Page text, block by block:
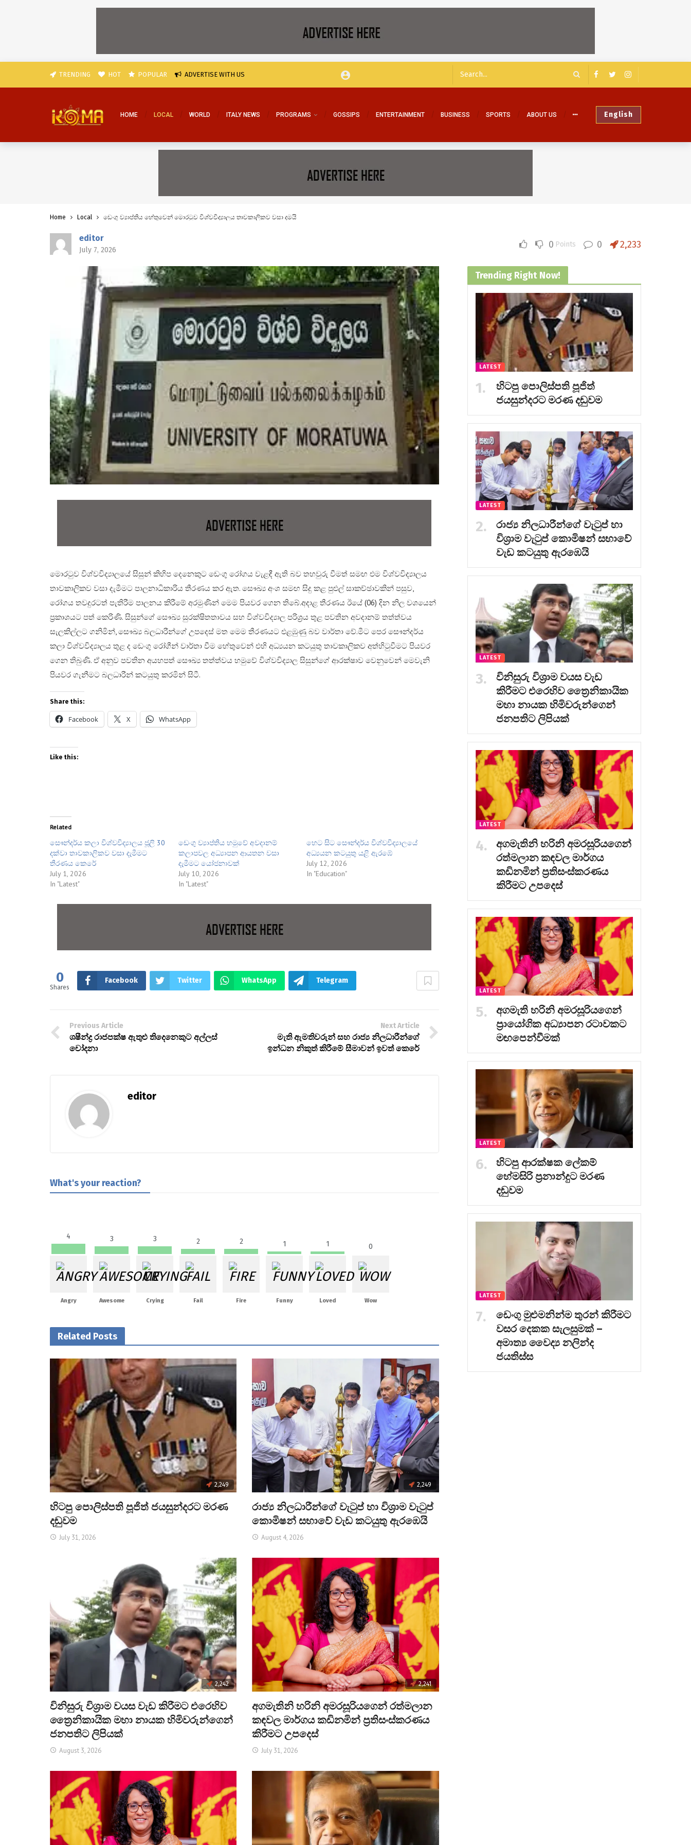
TRENDING HOT POPULAR ADVERTISE WITH US
HOME LOCAL WORLD ITALY NEWS PROGRAMS GOSSIPS ENTERTAINMENT BUSINESS SPORTS ABOUT US English
Home Local ඩෙංගු ව්‍යාප්තිය හේතුවෙන් මොරටුව විශ්වවිද්‍යාලය තාවකාලිකව වසා දමයි
editor
July 7, 2026 0 Points 0 2,233
මොරටුව විශ්වවිද්‍යාලයේ සිසුන් කිහිප දෙනෙකුට ඩෙංගු රෝගය වැළඳී ඇති බව තහවුරු වීමත් සමඟ එම විශ්වවිද්‍යාලය
තාවකාලිකව වසා දැමීමට පාලනාධිකාරිය තීරණය කර ඇත. සෞඛ්‍ය අංශ සමඟ සිදු කළ පුළුල් සාකච්ඡාවකින් පසුව,
රෝගය තවදුරටත් පැතිරීම පාලනය කිරීමේ අරමුණින් මෙම පියවර ගෙන තිබේ.​අදාළ තීරණය ඊයේ (06) දින නිල වශයෙන්
ප්‍රකාශයට පත් කෙරිණි. සිසුන්ගේ සෞඛ්‍ය සුරක්ෂිතතාවය සහ විශ්වවිද්‍යාල පරිශ්‍රය තුළ පවතින අවදානම් තත්ත්වය
සැලකිල්ලට ගනිමින්, සෞඛ්‍ය බලධාරීන්ගේ උපදෙස් මත මෙම තීරණයට එළඹුණු බව වාර්තා වේ.​මීට පෙර සෞන්දර්ය
කලා විශ්වවිද්‍යාලය තුළ ද ඩෙංගු රෝගීන් වාර්තා වීම හේතුවෙන් එහි අධ්‍යයන කටයුතු තාවකාලිකව අත්හිටුවීමට පියවර
ගෙන තිබුණි. ඒ අනුව පවතින අයහපත් සෞඛ්‍ය තත්ත්වය හමුවේ විශ්වවිද්‍යාල සිසුන්ගේ ආරක්ෂාව වෙනුවෙන් මෙවැනි
පියවර ගැනීමට බලධාරීන් කටයුතු කරමින් සිටී.
Share this:
Facebook X WhatsApp
Like this:
Related
සෞන්දර්ය කලා විශ්වවිද්‍යාලය ජූලි 30
දක්වා තාවකාලිකව වසා දැමීමට
තීරණය කෙරේ
July 1, 2026
In "Latest"
ඩෙංගු ව්‍යාප්තිය හමුවේ අවදානම්
කලාපවල අධ්‍යාපන ආයතන වසා
දැමීමට යෝජනාවක්
July 10, 2026
In "Latest"
හෙට සිට සෞන්දර්ය විශ්වවිද්‍යාලයේ
අධ්‍යයන කටයුතු යළි ඇරඹේ
July 12, 2026
In "Education"
0
Shares
Facebook Twitter WhatsApp Telegram
Previous Article
ශෂීන්ද්‍ර රාජපක්ෂ ඇතුළු තිදෙනෙකුට අල්ලස්
චෝදනා
Next Article
මැති ඇමතිවරුන් සහ රාජ්‍ය නිලධාරීන්ගේ
ඉන්ධන නිකුත් කිරීමේ සීමාවන් ඉවත් කෙරේ
editor
What's your reaction?
4
Angry
3
Awesome
3
Crying
2
Fail
2
Fire
1
Funny
1
Loved
0
Wow
Related Posts
2,249
හිටපු පොලිස්පති පූජිත් ජයසුන්දරට මරණ
දඬුවම
July 31, 2026
2,249
රාජ්‍ය නිලධාරීන්ගේ වැටුප් හා විශ්‍රාම වැටුප්
කොමිෂන් සභාවේ වැඩ කටයුතු ඇරඹෙයි
August 4, 2026
2,242
විනිසුරු විශ්‍රාම වයස වැඩ කිරීමට එරෙහිව
ත්‍රෛනිකායික මහා නායක හිමිවරුන්ගෙන්
ජනපතිට ලිපියක්
August 3, 2026
2,241
අගමැතිනි හරිනි අමරසූරියගෙන් රත්මලාන
කඳවල මාර්ගය කඩිනමින් ප්‍රතිසංස්කරණය
කිරීමට උපදෙස්
July 31, 2026
Trending Right Now!
LATEST
හිටපු පොලිස්පති පූජිත්
ජයසුන්දරට මරණ දඬුවම
LATEST
රාජ්‍ය නිලධාරීන්ගේ වැටුප් හා
විශ්‍රාම වැටුප් කොමිෂන් සභාවේ
වැඩ කටයුතු ඇරඹෙයි
LATEST
විනිසුරු විශ්‍රාම වයස වැඩ
කිරීමට එරෙහිව ත්‍රෛනිකායික
මහා නායක හිමිවරුන්ගෙන්
ජනපතිට ලිපියක්
LATEST
අගමැතිනි හරිනි අමරසූරියගෙන්
රත්මලාන කඳවල මාර්ගය
කඩිනමින් ප්‍රතිසංස්කරණය
කිරීමට උපදෙස්
LATEST
අගමැති හරිනි අමරසූරියගෙන්
ප්‍රායෝගික අධ්‍යාපන රටාවකට
මඟපෙන්වීමක්
LATEST
හිටපු ආරක්ෂක ලේකම්
හේමසිරි ප්‍රනාන්දුට මරණ
දඬුවම
LATEST
ඩෙංගු මුළුමනින්ම තුරන් කිරීමට
වසර දෙකක සැලසුමක් –
අමාත්‍ය වෛද්‍ය නලින්ද
ජයතිස්ස